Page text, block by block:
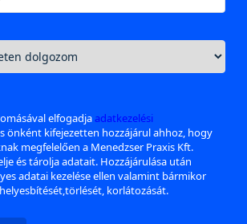
elfogadjaadatkezelési
önként kifejezetten hozzájárul ahhoz, hogy
megfelelően a Menedzser Praxis Kft.
és tárolja adatait. Hozzájárulása után
adatai kezelése ellen valamint bármikor
korlátozását.